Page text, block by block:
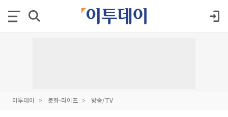
이투데이 문화·라이프 방송/TV